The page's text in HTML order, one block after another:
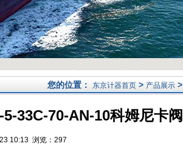
您的位置： 东京计器首页 > 产品展示 >
33C-70-AN-10科姆尼卡阀
10:13 浏览： 297